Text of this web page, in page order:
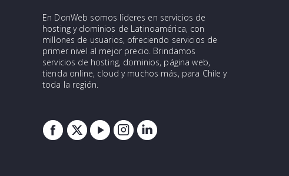
En DonWeb somos líderes en servicios de
hosting y dominios de Latinoamérica, con
millones de usuarios, ofreciendo servicios de
primer nivel al mejor precio. Brindamos
servicios de hosting, dominios, página web,
tienda online, cloud y muchos más, para Chile y
toda la región.